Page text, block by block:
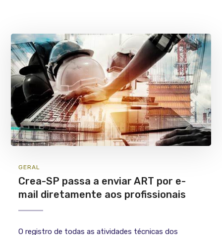
GERAL
Crea-SP passa a enviar ART por e-
mail diretamente aos profissionais
O registro de todas as atividades técnicas dos